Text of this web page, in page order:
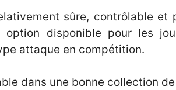
sûre, contrôlable et
disponible pour les
attaque en compétition.
dans une bonne collection